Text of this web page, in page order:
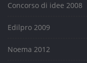
Concorso di idee 2008
Edilpro 2009
Noema 2012